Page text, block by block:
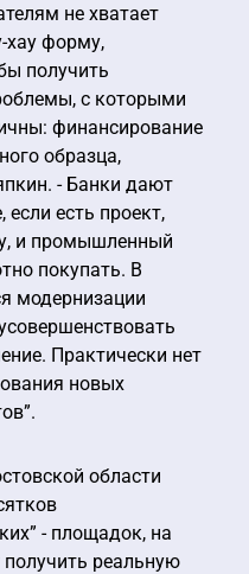
не хватает
хау форму,
получить
с которыми
финансирование
образца,
- Банки дают
если есть проект,
и промышленный
покупать. В
модернизации
Практически нет
новых
области
- площадок, на
реальную